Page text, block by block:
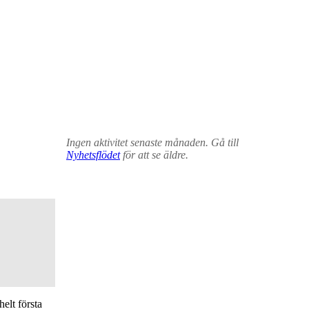
första
Ingen aktivitet senaste månaden. Gå till
Nyhetsflödetför att se äldre.